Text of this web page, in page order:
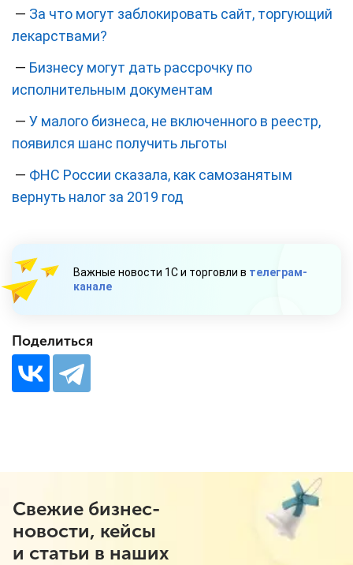
— За что могут заблокировать сайт, торгующий
лекарствами?
— Бизнесу могут дать рассрочку по
исполнительным документам
— У малого бизнеса, не включенного в реестр,
появился шанс получить льготы
— ФНС России сказала, как самозанятым
вернуть налог за 2019 год
Важные новости 1С и торговли в телеграм-
канале
Поделиться
Свежие бизнес-
новости, кейсы
и статьи в наших